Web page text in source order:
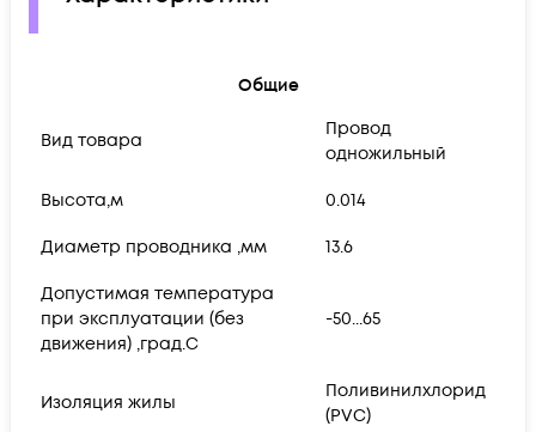
Общие
Вид товара
Провод
одножильный
Высота,м 0.014
Диаметр проводника ,мм 13.6
Допустимая температура
при эксплуатации (без
движения) ,град.C
-50...65
Изоляция жилы
Поливинилхлорид
(PVC)